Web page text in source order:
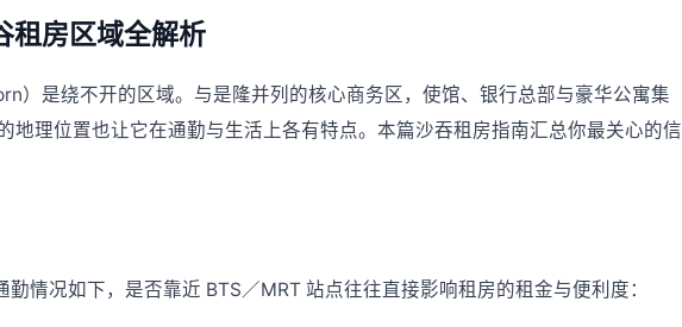
房区域全解析
）是绕不开的区域。与是隆并列的核心商务区，使馆、银行总部与豪华公寓集
地理位置也让它在通勤与生活上各有特点。本篇沙吞租房指南汇总你最关心的信
情况如下，是否靠近 BTS／MRT 站点往往直接影响租房的租金与便利度：